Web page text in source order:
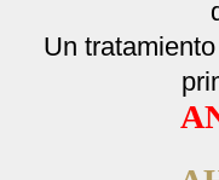
Un